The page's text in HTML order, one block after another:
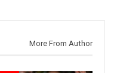
More From Author